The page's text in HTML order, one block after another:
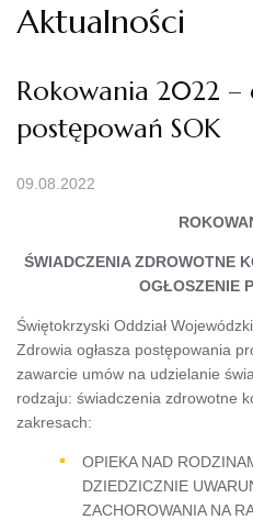
Aktualności
Rokowania 2022 –
postępowań SOK
09.08.2022
ŚWIADCZENIA ZDROWOTNE
OGŁOSZENIE
Świętokrzyski Oddział
Zdrowia ogłasza postępowania
zawarcie umów na udzielanie
rodzaju: świadczenia zdrowotne
zakresach:
OPIEKA NAD
DZIEDZICZNIE
ZACHOROWANIA NA